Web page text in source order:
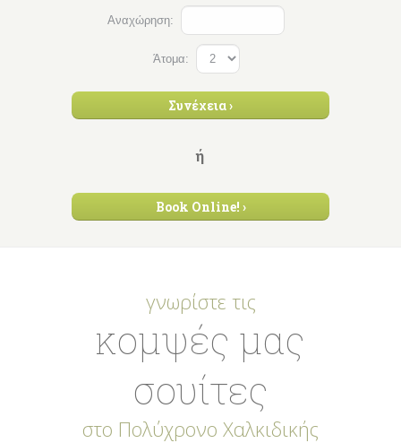
Αναχώρηση:
Άτομα:
Συνέχεια ›
ή
Book Online! ›
γνωρίστε τις
κομψές μας
σουίτες
στο Πολύχρονο Χαλκιδικής